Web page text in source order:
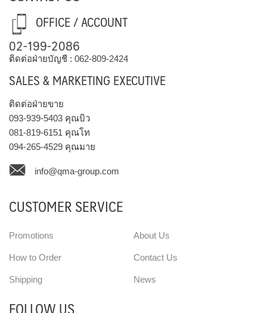
OFFICE / ACCOUNT
02-199-2086
ติดต่อฝ่ายบัญชี : 062-809-2424
SALES & MARKETING EXECUTIVE
ติดต่อฝ่ายขาย
093-939-5403 คุณบิว
081-819-6151 คุณโท
094-265-4529 คุณมาย
info@qma-group.com
CUSTOMER SERVICE
Promotions
How to Order
Shipping
About Us
Contact Us
News